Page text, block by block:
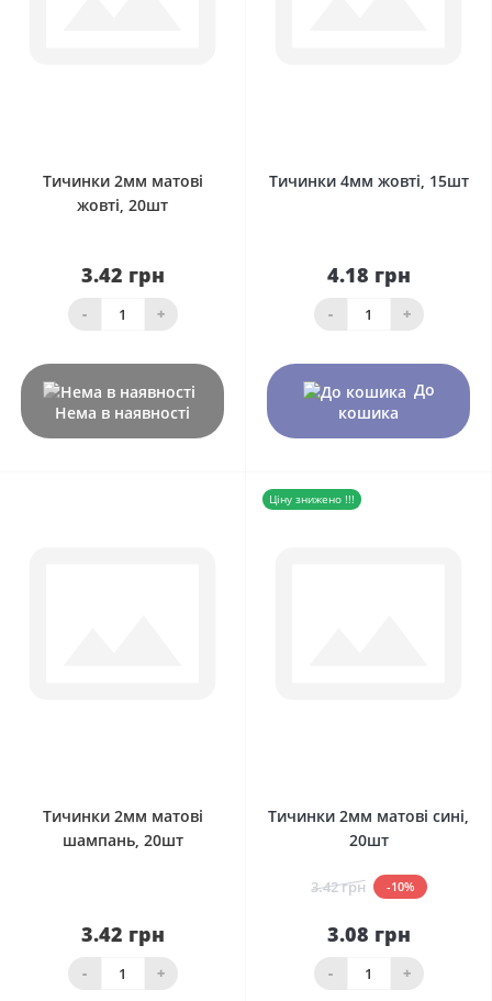
Тичинки 2мм матові
жовті, 20шт
3.42 грн
- +
Нема в наявності
Тичинки 4мм жовті, 15шт
4.18 грн
- +
До
кошика
Тичинки 2мм матові
шампань, 20шт
3.42 грн
- +
Ціну знижено !!!
Тичинки 2мм матові сині,
20шт
3.42 грн -10%
3.08 грн
- +